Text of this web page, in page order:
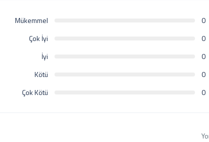
Mükemmel
0
Çok İyi
0
İyi
0
Kötü
0
Çok Kötü
0